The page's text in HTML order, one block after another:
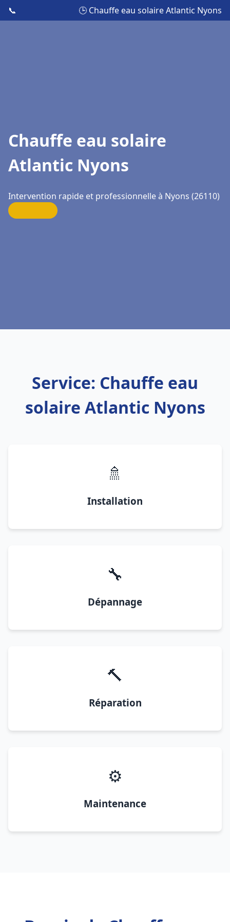
📞 🕒 Chauffe eau solaire Atlantic Nyons
Chauffe eau solaire
Atlantic Nyons
Intervention rapide et professionnelle à Nyons (26110)
Service: Chauffe eau
solaire Atlantic Nyons
🚿
Installation
🔧
Dépannage
🔨
Réparation
⚙️
Maintenance